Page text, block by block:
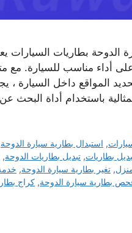
الدوحة بطاريات السيارات
أداء مناسب للسيارة. مع
المواقع داخل السيارة
المثالية باستخدام أداة البحث
, استبدال بطارية سيارة الدوحة
بطاريات, تبديل بطاريات الدوحة,
, تغير بطارية سيارة الدوحة,
بطارية سيارة الدوحة, كراج